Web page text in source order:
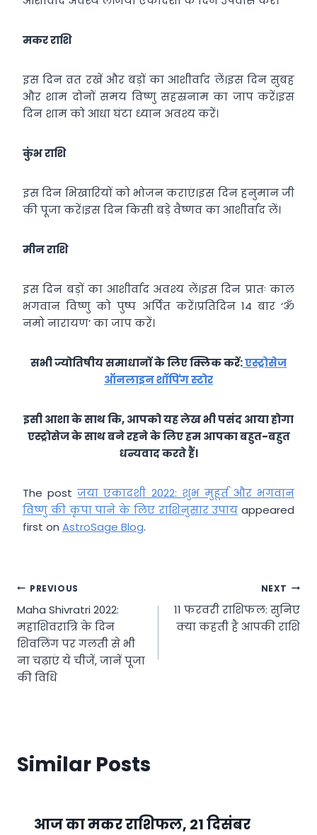
मकर राशि
इस दिन व्रत रखें और बड़ों का आशीर्वाद लें।इस दिन सुबह
और शाम दोनों समय विष्णु सहस्रनाम का जाप करें।इस
दिन शाम को आधा घंटा ध्यान अवश्य करें।
कुंभ राशि
इस दिन भिखारियों को भोजन कराएं।इस दिन हनुमान जी
की पूजा करें।इस दिन किसी बड़े वैष्णव का आशीर्वाद लें।
मीन राशि
इस दिन बड़ों का आशीर्वाद अवश्य लें।इस दिन प्रातः काल
भगवान विष्णु को पुष्प अर्पित करें।प्रतिदिन 14 बार ‘ॐ
नमो नारायण’ का जाप करें।
सभी ज्योतिषीय समाधानों के लिए क्लिक करें:एस्ट्रोसेज
ऑनलाइन शॉपिंग स्टोर
इसी आशा के साथ कि, आपको यह लेख भी पसंद आया होगा
एस्ट्रोसेज के साथ बने रहने के लिए हम आपका बहुत-बहुत
धन्यवाद करते हैं।
The postजया एकादशी 2022: शुभ मुहूर्त और भगवान
विष्णु की कृपा पाने के लिए राशिनुसार उपाय appeared
first on AstroSage Blog.
Post
navigation
PREVIOUS
Maha Shivratri 2022:
महाशिवरात्रि के दिन
शिवलिंग पर गलती से भी
ना चढ़ाएं ये चीजें, जानें पूजा
की विधि
NEXT
11 फरवरी राशिफल: सुनिए
क्या कहती है आपकी राशि
Similar Posts
आज का मकर राशिफल, 21 दिसंबर